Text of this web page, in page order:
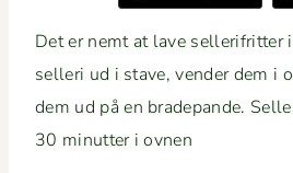
Det er nemt at lave sel­l­er­ifrit­ter
sel­l­eri ud i stave, vender dem i
dem ud på en brade­pande.
30 min­ut­ter i ovnen